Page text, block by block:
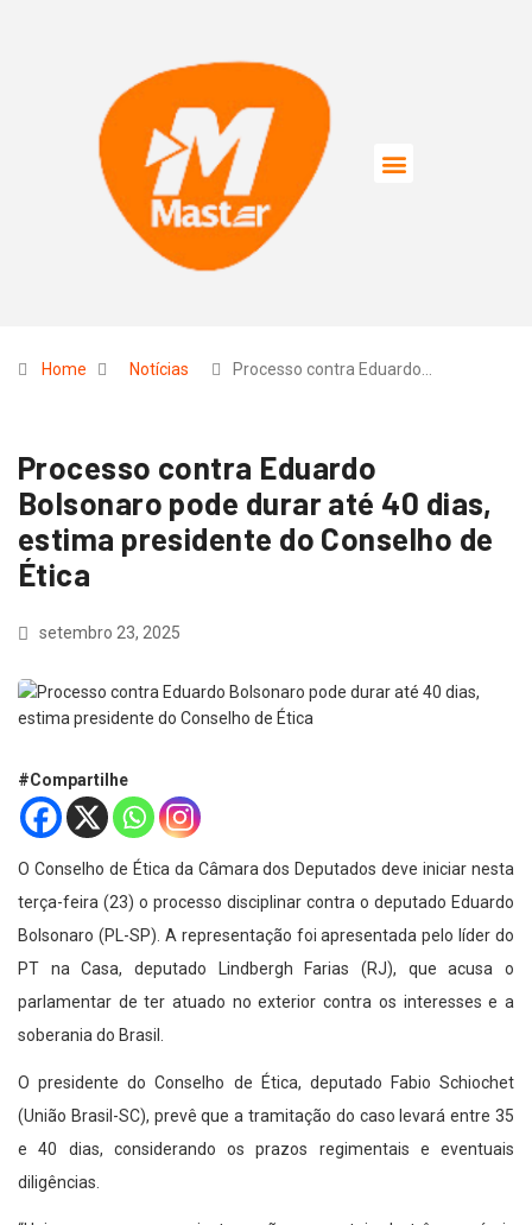
Home Notícias Processo contra Eduardo…
Processo contra Eduardo
Bolsonaro pode durar até 40 dias,
estima presidente do Conselho de
Ética
setembro 23, 2025
#Compartilhe
O Conselho de Ética da Câmara dos Deputados deve iniciar nesta
terça-feira (23) o processo disciplinar contra o deputado Eduardo
Bolsonaro (PL-SP). A representação foi apresentada pelo líder do
PT na Casa, deputado Lindbergh Farias (RJ), que acusa o
parlamentar de ter atuado no exterior contra os interesses e a
soberania do Brasil.
O presidente do Conselho de Ética, deputado Fabio Schiochet
(União Brasil-SC), prevê que a tramitação do caso levará entre 35
e 40 dias, considerando os prazos regimentais e eventuais
diligências.